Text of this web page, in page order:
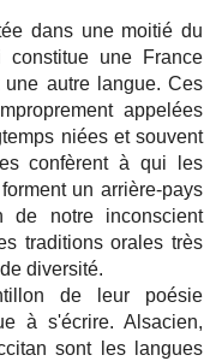
dans une moitié du
une France
autre langue. Ces
appelées
niées et souvent
confèrent à qui les
un arrière-pays
de notre inconscient
traditions orales très
diversité.
de leur poésie
à s'écrire. Alsacien,
sont les langues